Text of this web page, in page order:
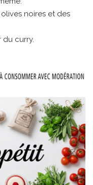
noires et des
du curry.